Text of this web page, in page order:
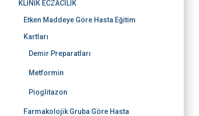
KLİNİK ECZACILIK
Etken Maddeye Göre Hasta Eğitim
Kartları
Demir Preparatları
Metformin
Pioglitazon
Farmakolojik Gruba Göre Hasta